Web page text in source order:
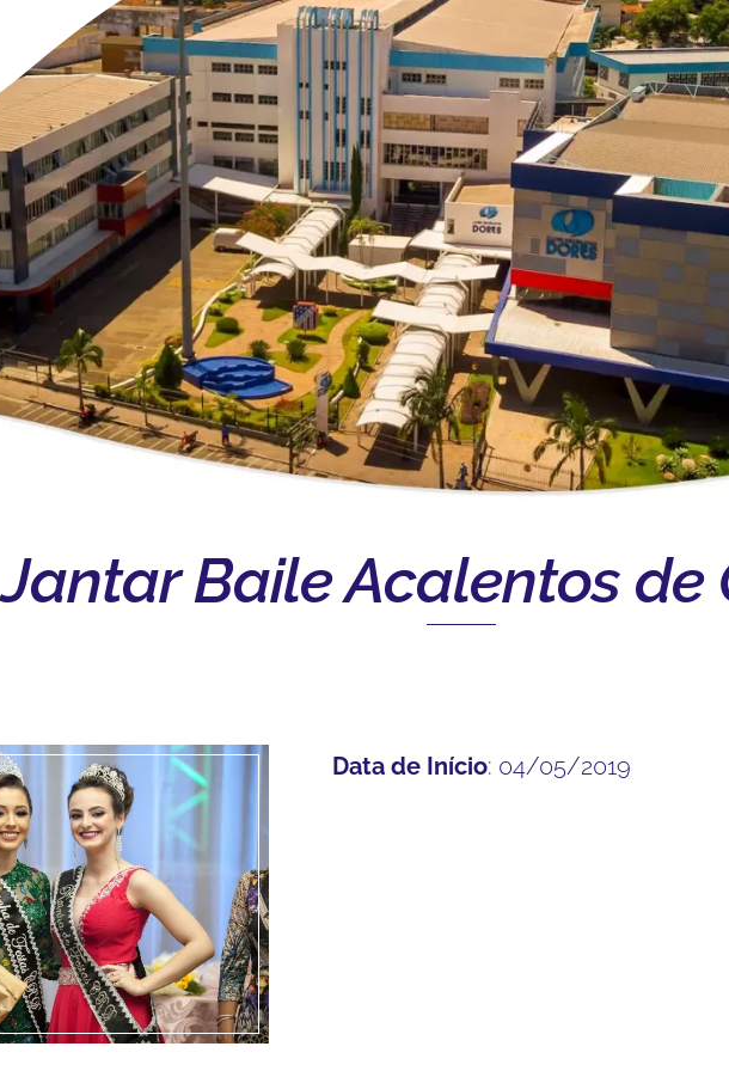
Jantar Baile Acalentos de
Data de Início: 04/05/2019